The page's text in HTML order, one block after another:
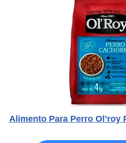
Alimento Para Perro Ol’roy